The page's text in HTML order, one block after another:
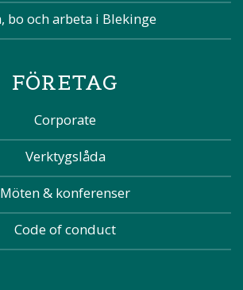
bo och arbeta i Blekinge
FÖRETAG
Corporate
Verktygslåda
Möten & konferenser
Code of conduct